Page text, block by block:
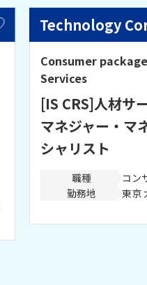
Technology
Consumer
Services
[IS CRS]人材サ
マネジャー・マ
シャリスト
職種
コン
勤務地
東京